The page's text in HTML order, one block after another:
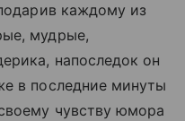
каждому из
мудрые,
напоследок он
в последние минуты
чувству юмора